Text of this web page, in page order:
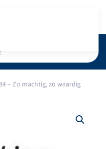
– Zo machtig, zo waardig